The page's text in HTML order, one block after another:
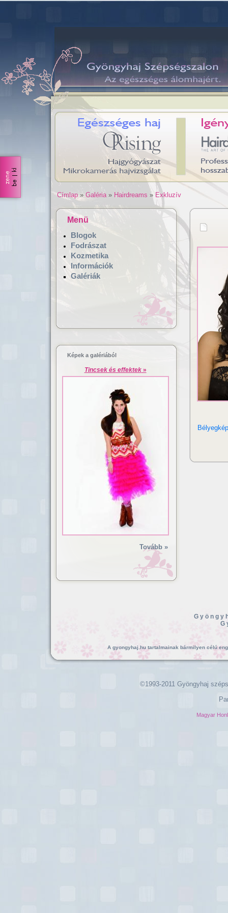
Hajgyógyászat,
Lézeres
dúsítás
Címlap» Galéria» Hairdreams » Exkluzív
Bélyegkép
Menü
Blogok
Fodrászat
Kozmetika
Információk
Galériák
Képek a galériából
Tincsek és effektek»
Tovább »
A gyongyhaj.hu tartalmainak bármilyen célú
©1993-2011 Gyöngyhaj
Magyar